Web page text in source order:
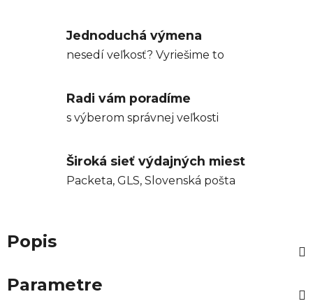
Jednoduchá výmena
nesedí veľkosť? Vyriešime to
Radi vám poradíme
s výberom správnej veľkosti
Široká sieť výdajných miest
Packeta, GLS, Slovenská pošta
Popis
Parametre